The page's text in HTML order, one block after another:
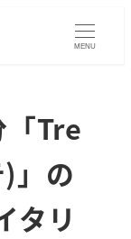
MENU
Tre
」の
タリ